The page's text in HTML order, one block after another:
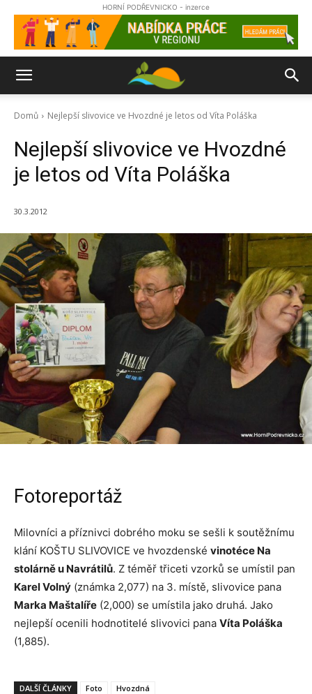
HORNÍ PODŘEVNICKO - inzerce
Domů Nejlepší slivovice ve Hvozdné je letos od Víta Poláška
Nejlepší slivovice ve Hvozdné
je letos od Víta Poláška
30.3.2012
Fotoreportáž
Milovníci a příznivci dobrého moku se sešli k soutěžnímu
klání KOŠTU SLIVOVICE ve hvozdenské vinotéce Na
stolárně u Navrátilů. Z téměř třiceti vzorků se umístil pan
Karel Volný (známka 2,077) na 3. místě, slivovice pana
Marka Maštalíře (2,000) se umístila jako druhá. Jako
nejlepší ocenili hodnotitelé slivovici pana Víta Poláška
(1,885).
DALŠÍ ČLÁNKY Foto Hvozdná